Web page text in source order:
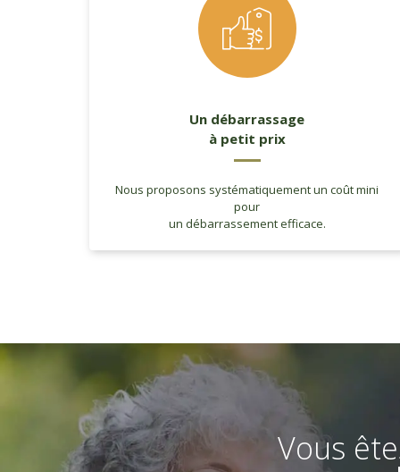
Un débarrassage
à petit prix
Nous proposons systématiquement un coût mini
pour
un débarrassement efficace.
Vous